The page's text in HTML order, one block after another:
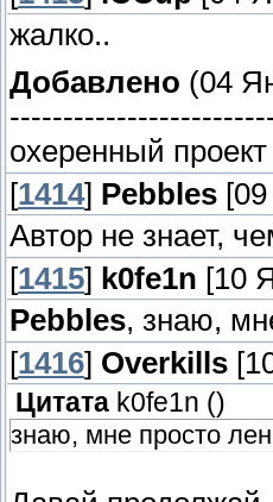
жалко..
Добавлено (04
охеренный
[1414] Pebbles
Автор не знает,
[1415] k0fe1n [10
Pebbles, знаю,
[1416] Overkills
Цитата k0fe1n ()
знаю, мне просто